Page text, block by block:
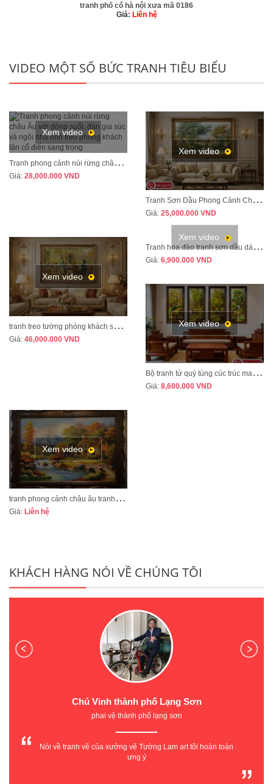
tranh phố cổ hà nội xưa mã 0186
Giá: Liên hệ
VIDEO MỘT SỐ BỨC TRANH TIÊU BIỂU
Xem video
T
ranh phong cảnh núi rừng châu Âu treo phòng khách tân cổ điển sang trọng MÃ CD03
Giá: 28,000.000 VND
Xem video
T
ranh Sơn Dầu Phong Cảnh Châu Âu Treo Phòng Khách – Sang Trọng, Đẳng Cấp MÃ CD04
Giá: 25,000.000 VND
Xem video
t
ranh treo tường phòng khách sang trọng phong cách tân cổ điển mã CD02
Giá: 46,000.000 VND
Xem video
T
ranh hoa đào tranh sơn dầu dát vàng vẽ thủ công MÃ HD07
Giá: 6,900.000 VND
Xem video
B
ộ tranh tứ quý tùng cúc trúc mai tranh bốn mùa xuân hạ thu đông mã TQ13A
Giá: 8,600.000 VND
Xem video
t
ranh phong cảnh châu âu tranh sơn dầu cao cấp mã CA01
Giá: Liên hệ
KHÁCH HÀNG NÓI VỀ CHÚNG TÔI
Chị Thủy Hiệu Trưởng Trường Mầm Non X20
Trường Mầm non 20 - Công ty Cổ phần X20
Tôi rất hài lòng về tay nghề họa sỹ TƯỜNG LAM ART tạo hình